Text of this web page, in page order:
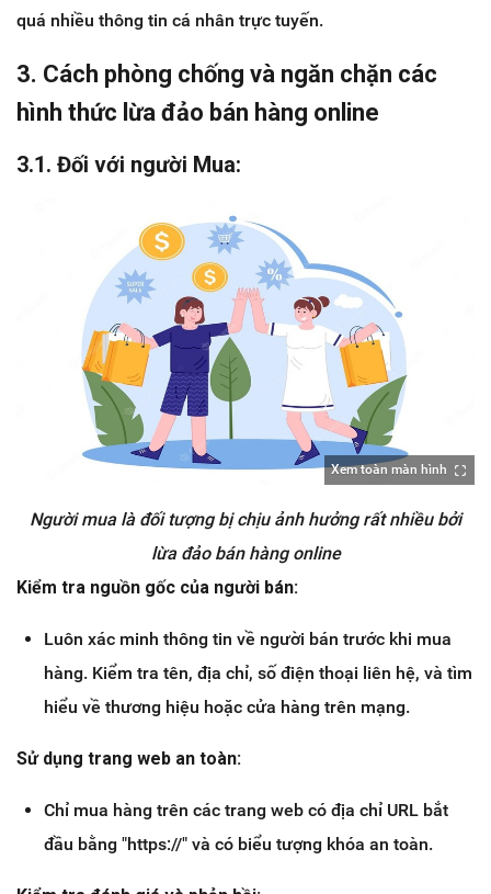
quá nhiều thông tin cá nhân trực tuyến.
3. Cách phòng chống và ngăn chặn các
hình thức lừa đảo bán hàng online
3.1. Đối với người Mua:
Xem toàn màn hình
Người mua là đối tượng bị chịu ảnh hưởng rất nhiều bởi
lừa đảo bán hàng online
Kiểm tra nguồn gốc của người bán:
Luôn xác minh thông tin về người bán trước khi mua
hàng. Kiểm tra tên, địa chỉ, số điện thoại liên hệ, và tìm
hiểu về thương hiệu hoặc cửa hàng trên mạng.
Sử dụng trang web an toàn:
Chỉ mua hàng trên các trang web có địa chỉ URL bắt
đầu bằng "https://" và có biểu tượng khóa an toàn.